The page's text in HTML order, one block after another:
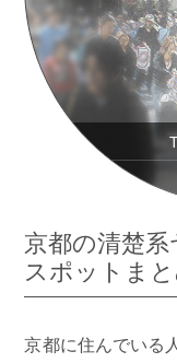
京都の清楚
スポットま
京都に住んでいる